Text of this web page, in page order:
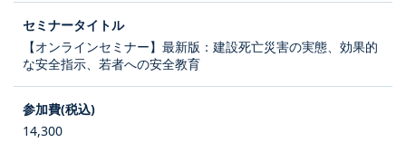
【オンラインセミナー】最新版：建設死亡災害の実態、効果的
な安全指示、若者への安全教育
14,300